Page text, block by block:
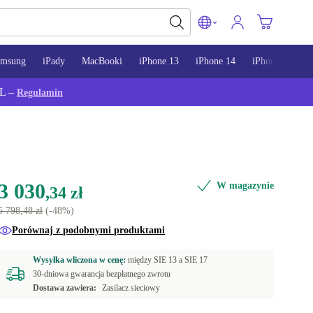
iPady MacBooki iPhone 13 iPhone 14 iPhone 15
– Regulamin
030,34 zł
798,48 zł(-48%)
W magazynie
Porównaj z podobnymi produktami
Wysyłka wliczona w cenę:międzySIE 13 aSIE 17
30-dniowa gwarancja bezpłatnego zwrotu
Dostawa zawiera:
Zasilacz sieciowy